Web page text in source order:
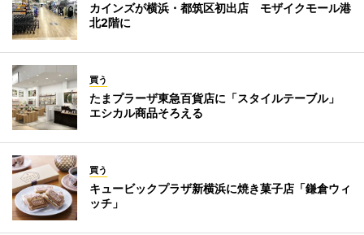
カインズが横浜・都筑区初出店 モザイクモール港
北2階に
買う
たまプラーザ東急百貨店に「スタイルテーブル」
エシカル商品そろえる
買う
キュービックプラザ新横浜に焼き菓子店「鎌倉ウィ
ッチ」